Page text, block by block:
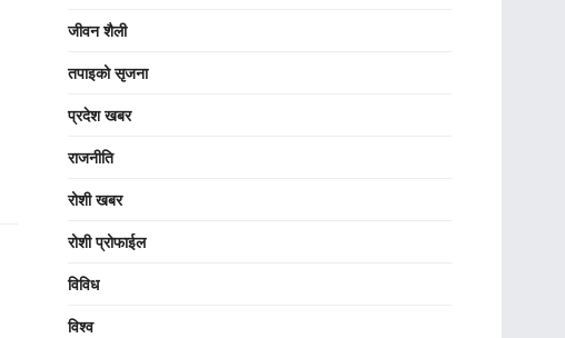
जीवन शैली
तपाइको सृजना
प्रदेश खबर
राजनीति
रोशी खबर
रोशी प्रोफाईल
विविध
विश्व